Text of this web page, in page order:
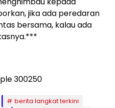
jika ada peredaran
bersama, kalau ada
berita langkat terkini